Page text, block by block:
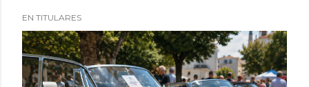
EN TITULARES